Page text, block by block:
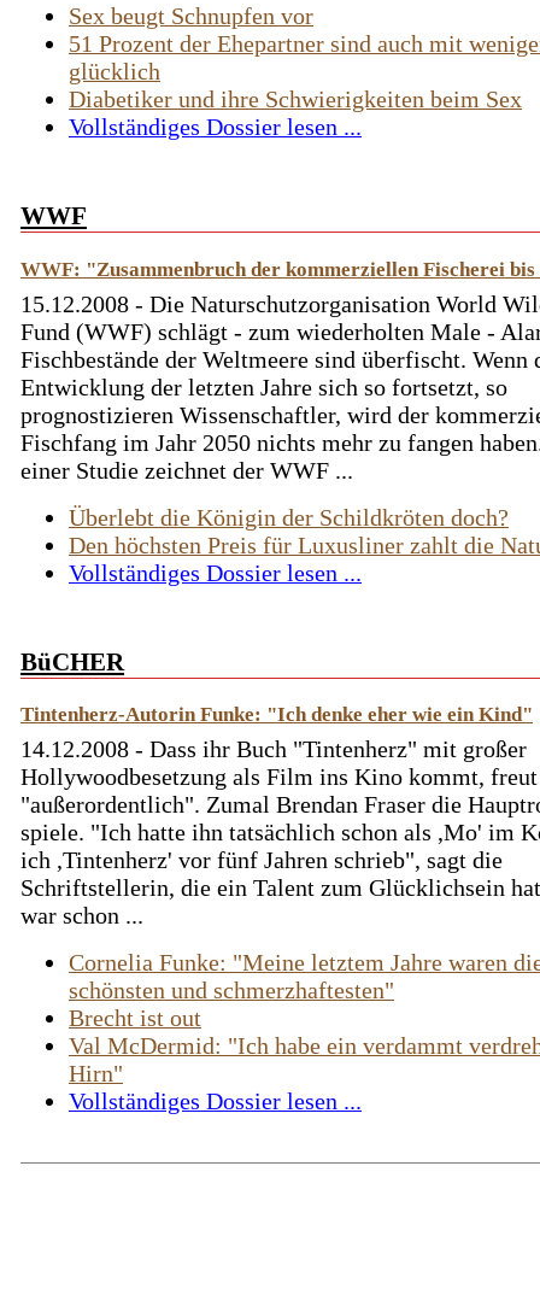
Sex beugt Schnupfen vor
51 Prozent der Ehepartner sind auch mit
glücklich
Diabetiker und ihre Schwierigkeiten beim Sex
Vollständiges Dossier lesen ...
WWF
WWF: "Zusammenbruch der kommerziellen Fischerei
15.12.2008 - Die Naturschutzorganisation World
Fund (WWF) schlägt - zum wiederholten Male -
Fischbestände der Weltmeere sind überfischt. Wenn
Entwicklung der letzten Jahre sich so fortsetzt, so
prognostizieren Wissenschaftler, wird der
Fischfang im Jahr 2050 nichts mehr zu fangen
einer Studie zeichnet der WWF ...
Überlebt die Königin der Schildkröten doch?
Den höchsten Preis für Luxusliner zahlt die
Vollständiges Dossier lesen ...
BüCHER
Tintenherz-Autorin Funke: "Ich denke eher wie ein Kind"
14.12.2008 - Dass ihr Buch "Tintenherz" mit großer
Hollywoodbesetzung als Film ins Kino kommt,
"außerordentlich". Zumal Brendan Fraser die
spiele. "Ich hatte ihn tatsächlich schon als ,Mo' im
ich ,Tintenherz' vor fünf Jahren schrieb", sagt die
Schriftstellerin, die ein Talent zum Glücklichsein
war schon ...
Cornelia Funke: "Meine letztem Jahre waren
schönsten und schmerzhaftesten"
Brecht ist out
Val McDermid: "Ich habe ein verdammt
Hirn"
Vollständiges Dossier lesen ...